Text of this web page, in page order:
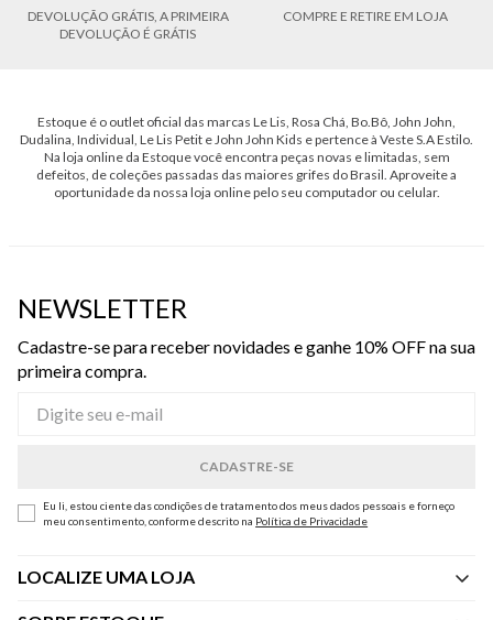
DEVOLUÇÃO GRÁTIS, A PRIMEIRA
DEVOLUÇÃO É GRÁTIS
COMPRE E RETIRE EM LOJA
Estoque é o outlet oficial das marcas Le Lis, Rosa Chá, Bo.Bô, John John,
Dudalina, Individual, Le Lis Petit e John John Kids e pertence à Veste S.A Estilo.
Na loja online da Estoque você encontra peças novas e limitadas, sem
defeitos, de coleções passadas das maiores grifes do Brasil. Aproveite a
oportunidade da nossa loja online pelo seu computador ou celular.
NEWSLETTER
Cadastre-se para receber novidades e ganhe 10% OFF na sua
primeira compra.
Eu li, estou ciente das condições de tratamento dos meus dados pessoais e forneço
meu consentimento, conforme descrito na Política de Privacidade
LOCALIZE UMA LOJA